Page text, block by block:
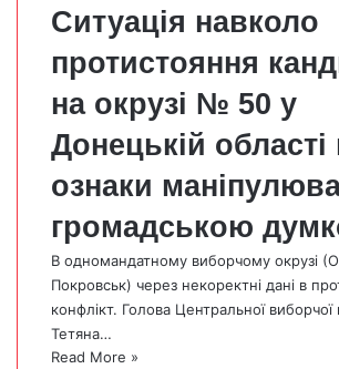
Ситуація навколо
протистояння
на окрузі № 50 у
Донецькій
ознаки
громадською
В одномандатному виборчому окрузі
Покровськ) через некоректні дані в
конфлікт. Голова Центральної виборчої
Тетяна…
Read More »